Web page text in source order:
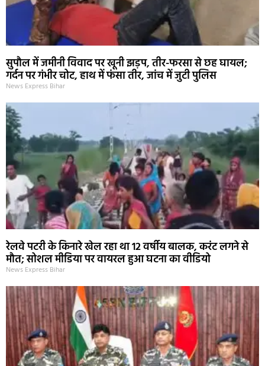
सुपौल में जमीनी विवाद पर खूनी झड़प, तीर-फरसा से छह घायल;
गर्दन पर गंभीर चोट, हाथ में फंसा तीर, जांच में जुटी पुलिस
News Express Bihar
रेलवे पटरी के किनारे खेल रहा था 12 वर्षीय बालक, करंट लगने से
मौत; सोशल मीडिया पर वायरल हुआ घटना का वीडियो
News Express Bihar